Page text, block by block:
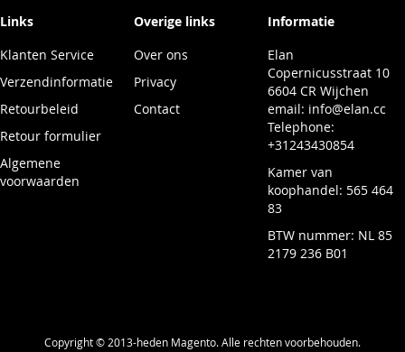
nieuwsbrief
Links
Klanten Service
Verzendinformatie
Retourbeleid
Retour formulier
Algemene
voorwaarden
Overige links
Over ons
Privacy
Contact
Informatie
Elan
Copernicusstraat 10
6604 CR Wijchen
email: info@elan.cc
Telephone:
+31243430854
Kamer van
koophandel: 565 464
83
BTW nummer: NL 85
2179 236 B01
Copyright © 2013-heden Magento. Alle rechten voorbehouden.